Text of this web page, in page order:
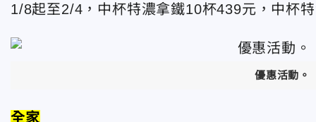
1/8起至2/4，中杯特濃拿鐵10杯439元，中杯
優惠活動。
全家